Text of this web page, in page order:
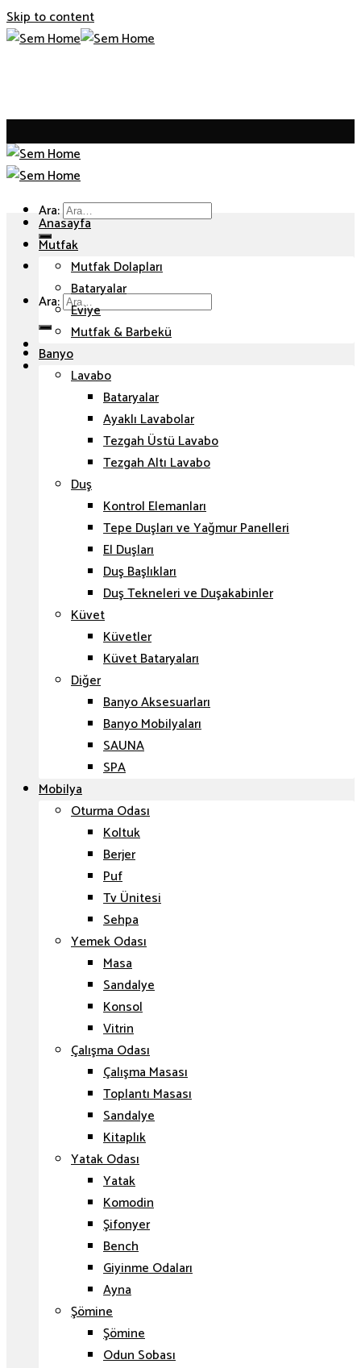
Skip to content
Ara:
Ara:
Anasayfa
Mutfak
Mutfak Dolapları
Bataryalar
Eviye
Mutfak & Barbekü
Banyo
Lavabo
Bataryalar
Ayaklı Lavabolar
Tezgah Üstü Lavabo
Tezgah Altı Lavabo
Duş
Kontrol Elemanları
Tepe Duşları ve Yağmur Panelleri
El Duşları
Duş Başlıkları
Duş Tekneleri ve Duşakabinler
Küvet
Küvetler
Küvet Bataryaları
Diğer
Banyo Aksesuarları
Banyo Mobilyaları
SAUNA
SPA
Mobilya
Oturma Odası
Koltuk
Berjer
Puf
Tv Ünitesi
Sehpa
Yemek Odası
Masa
Sandalye
Konsol
Vitrin
Çalışma Odası
Çalışma Masası
Toplantı Masası
Sandalye
Kitaplık
Yatak Odası
Yatak
Komodin
Şifonyer
Bench
Giyinme Odaları
Ayna
Şömine
Şömine
Odun Sobası